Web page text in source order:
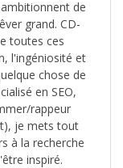
de
grand. CD-
toutes ces
l'ingéniosité et
chose de
en SEO,
rappeur
je mets tout
à la recherche
inspiré.